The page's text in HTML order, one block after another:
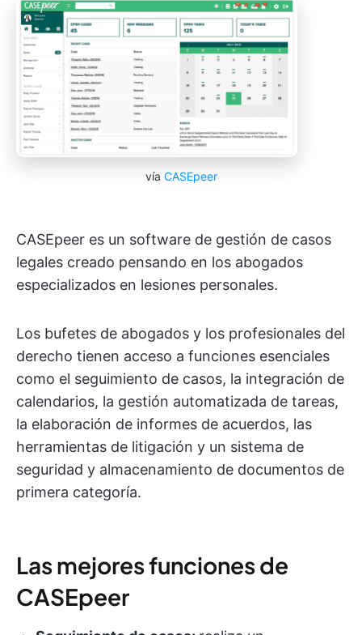
vía CASEpeer
CASEpeer es un software de gestión de casos
legales creado pensando en los abogados
especializados en lesiones personales.
Los bufetes de abogados y los profesionales del
derecho tienen acceso a funciones esenciales
como el seguimiento de casos, la integración de
calendarios, la gestión automatizada de tareas,
la elaboración de informes de acuerdos, las
herramientas de litigación y un sistema de
seguridad y almacenamiento de documentos de
primera categoría.
Las mejores funciones de
CASEpeer